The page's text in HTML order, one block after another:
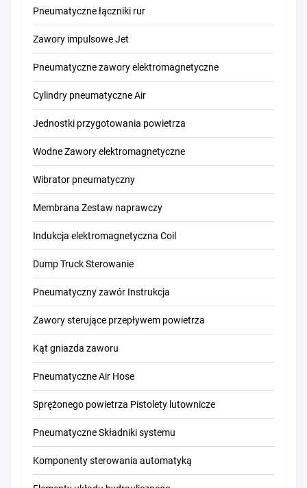
Pneumatyczne łączniki rur
Zawory impulsowe Jet
Pneumatyczne zawory elektromagnetyczne
Cylindry pneumatyczne Air
Jednostki przygotowania powietrza
Wodne Zawory elektromagnetyczne
Wibrator pneumatyczny
Membrana Zestaw naprawczy
Indukcja elektromagnetyczna Coil
Dump Truck Sterowanie
Pneumatyczny zawór Instrukcja
Zawory sterujące przepływem powietrza
Kąt gniazda zaworu
Pneumatyczne Air Hose
Sprężonego powietrza Pistolety lutownicze
Pneumatyczne Składniki systemu
Komponenty sterowania automatyką